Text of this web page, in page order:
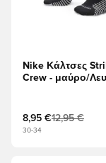
Nike Κάλτσες
Crew - μαύρο/
8,95 €12,95 €
30-34